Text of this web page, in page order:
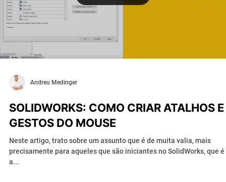
Andreu Medinger
SOLIDWORKS: COMO CRIAR ATALHOS E
GESTOS DO MOUSE
Neste artigo, trato sobre um assunto que é de muita valia, mais
precisamente para aqueles que são iniciantes no SolidWorks, que é
a...